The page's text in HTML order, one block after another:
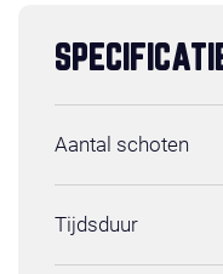
Aantal schoten
Tijdsduur